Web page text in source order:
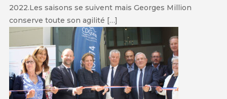
2022.Les saisons se suivent mais Georges Million
conserve toute son agilité […]